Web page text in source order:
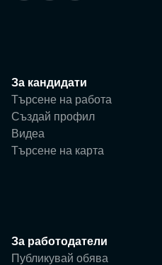
За кандидати
Търсене на работа
Създай профил
Видеа
Търсене на карта
За работодатели
Публикувай обява